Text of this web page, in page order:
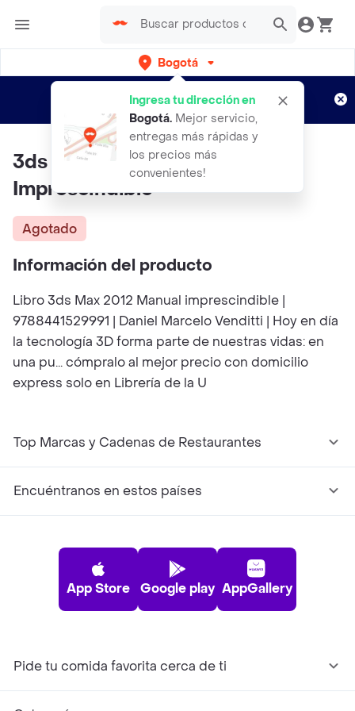
Bogotá
Ingresa tu dirección en
Bogotá. Mejor servicio,
entregas más rápidas y
los precios más
convenientes!
envíos gratis por semanas
Aplican TyC
3ds Max 2012 Manual
Imprescindible
Agotado
Información del producto
Libro 3ds Max 2012 Manual imprescindible |
9788441529991 | Daniel Marcelo Venditti | Hoy en día
la tecnología 3D forma parte de nuestras vidas: en
una pu... cómpralo al mejor precio con domicilio
express solo en Librería de la U
Top Marcas y Cadenas de Restaurantes
Encuéntranos en estos países
App Store Google play AppGallery
Pide tu comida favorita cerca de ti